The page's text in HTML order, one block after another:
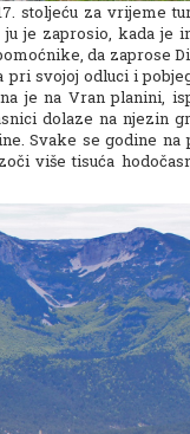
stoljeću za vrijeme
je zaprosio, kada je
da zaprose
pri svojoj odluci i
je na Vran planini,
dolaze na njezin
Svake se godine na
više tisuća